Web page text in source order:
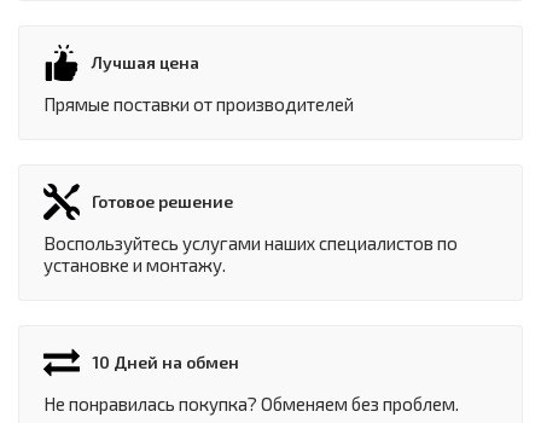
Лучшая цена
Прямые поставки от производителей
Готовое решение
Воспользуйтесь услугами наших специалистов по
установке и монтажу.
10 Дней на обмен
Не понравилась покупка? Обменяем без проблем.